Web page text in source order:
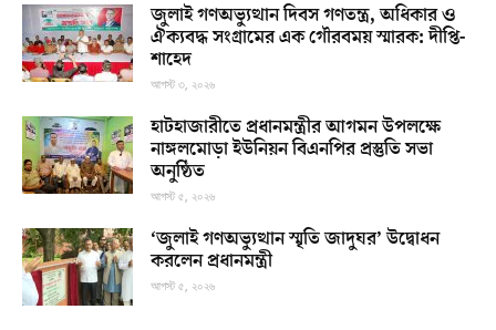
জুলাই গণঅভ্যুত্থান দিবস গণতন্ত্র, অধিকার ও
ঐক্যবদ্ধ সংগ্রামের এক গৌরবময় স্মারক: দীপ্তি-
শাহেদ
আগস্ট ৩, ২০২৬
হাটহাজারীতে প্রধানমন্ত্রীর আগমন উপলক্ষে
নাঙ্গলমোড়া ইউনিয়ন বিএনপির প্রস্তুতি সভা
অনুষ্ঠিত
আগস্ট ৫, ২০২৬
‘জুলাই গণঅভ্যুত্থান স্মৃতি জাদুঘর’ উদ্বোধন
করলেন প্রধানমন্ত্রী
আগস্ট ৫, ২০২৬